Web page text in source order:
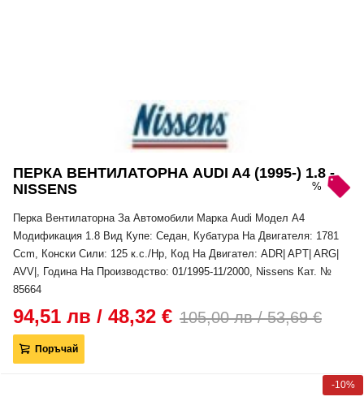
ПЕРКА ВЕНТИЛАТОРНА AUDI A4 (1995-) 1.8 -
NISSENS
Перка Вентилаторна За Автомобили Марка Audi Модел A4
Модификация 1.8 Вид Купе: Седан, Кубатура На Двигателя: 1781
Ccm, Конски Сили: 125 к.с./Hp, Код На Двигател: ADR| APT| ARG|
AVV|, Година На Производство: 01/1995-11/2000, Nissens Кат. №
85664
94,51 лв / 48,32 € 105,00 лв / 53,69 €
%
Поръчай
-10%